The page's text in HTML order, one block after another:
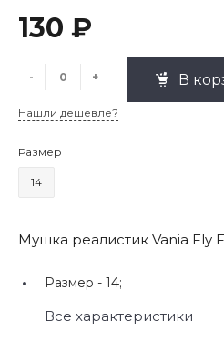
130 ₽
- + В
Нашли дешевле?
Размер
14
Мушка реалистик Vania Fly
Размер - 14;
Все характеристики